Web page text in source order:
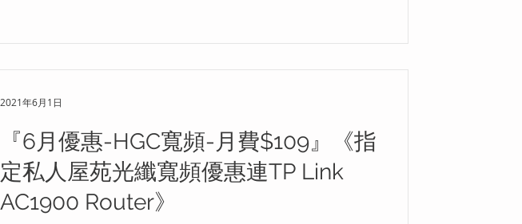
『6月優惠-HGC寬頻-月費$109』《指
定私人屋苑光纖寬頻優惠連TP Link
AC1900 Router》
2021年6月1日